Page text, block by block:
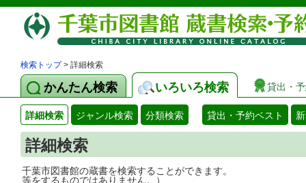
検索トップ> 詳細検索
かんたん検索 いろいろ検索 貸出・
詳細検索 ジャンル検索 分類検索 貸出・予約ベスト
詳細検索
千葉市図書館の蔵書を検索することがで
等をするものではありません。）